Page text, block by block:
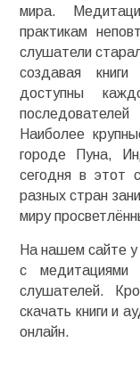
мира.
практикам
слушатели
создавая
доступны
Наиболее
городе Пуна,
сегодня в этот
разных стран
миру
На нашем сайте у
с
слушателей.
скачать книги и
онлайн.